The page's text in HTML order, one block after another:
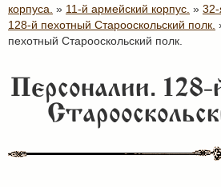
корпуса. » 11-й армейский корпус. » 32-
128-й пехотный Старооскольский полк.
пехотный Старооскольский полк.
Персоналии.